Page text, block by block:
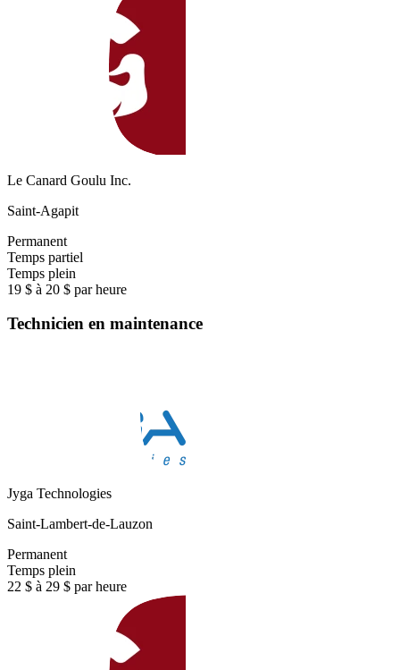
Le Canard Goulu Inc.
Saint-Agapit
Permanent
Temps partiel
Temps plein
19 $ à 20 $ par heure
Technicien en maintenance
Jyga Technologies
Saint-Lambert-de-Lauzon
Permanent
Temps plein
22 $ à 29 $ par heure